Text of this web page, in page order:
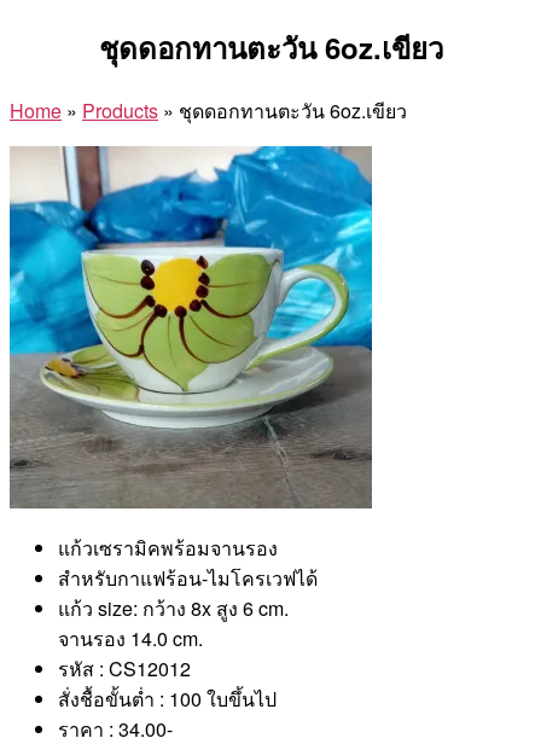
ชุดดอกทานตะวัน 6oz.เขียว
Home » Products » ชุดดอกทานตะวัน 6oz.เขียว
แก้วเซรามิคพร้อมจานรอง
สำหรับกาแฟร้อน-ไมโครเวฟได้
แก้ว size: กว้าง 8x สูง 6 cm.
จานรอง 14.0 cm.
รหัส : CS12012
สั่งชื้อขั้นต่ำ : 100 ใบขึ้นไป
ราคา : 34.00-